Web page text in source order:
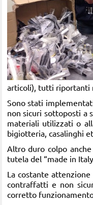
articoli), tutti riportanti
Sono stati
non sicuri sottoposti a
materiali utilizzati o
bigiotteria, casalinghi
Altro duro colpo
tutela del “made in
La costante
contraffatti e non
corretto